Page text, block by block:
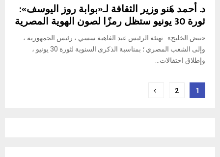
د. أحمد هَنو وزير الثقافة لـ«بوابة روز اليوسف»:
ثورة 30 يونيو ستظل رمزًا لصون الهوية المصرية
«نبض الخليج» تهنئة الرئيس عبد الفاهية سسي ، رئيس الجمهورية ،
وإلى الشعب المصري ؛ بمناسبة الذكرى السنوية لثورة 30 يونيو ،
وإطلاق احتفالات...
Posts
1
2